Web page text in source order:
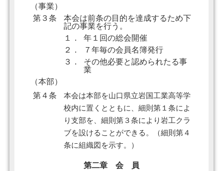
（事業）
第３条
本会は前条の目的を達成するため下
記の事業を行う。
１．
年１回の総会開催
２．
７年毎の会員名簿発行
３．
その他必要と認められたる事
業
（本部）
第４条
本会は本部を山口県立岩国工業高等学
校内に置くとともに、細則第１条によ
り支部を、細則第３条により岩工クラ
ブを設けることができる。（細則第４
条に組織図を示す。）
第二章 会 員